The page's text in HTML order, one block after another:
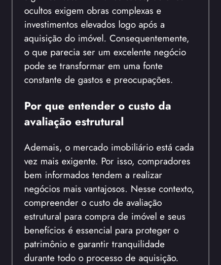
ocultos exigem obras complexas e
investimentos elevados logo após a
aquisição do imóvel. Consequentemente,
o que parecia ser um excelente negócio
pode se transformar em uma fonte
constante de gastos e preocupações.
Por que entender o custo da
avaliação estrutural
Ademais, o mercado imobiliário está cada
vez mais exigente. Por isso, compradores
bem informados tendem a realizar
negócios mais vantajosos. Nesse contexto,
compreender o custo de avaliação
estrutural para compra de imóvel e seus
benefícios é essencial para proteger o
patrimônio e garantir tranquilidade
durante todo o processo de aquisição.